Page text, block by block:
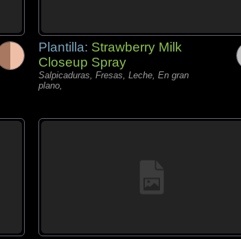
Plantilla: Strawberry Milk
Closeup Spray
Salpicaduras, Fresas, Leche, En gran
plano,